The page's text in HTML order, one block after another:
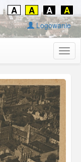
A A A A
Logowanie